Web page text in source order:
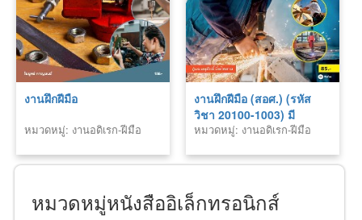
งานฝึกฝีมือ
หมวดหมู่: งานอดิเรก-ฝีมือ
งานฝึกฝีมือ (สอศ.) (รหัส
วิชา 20100-1003) มี
แผน+เฉลย
หมวดหมู่: งานอดิเรก-ฝีมือ
หมวดหมู่หนังสืออิเล็กทรอนิกส์